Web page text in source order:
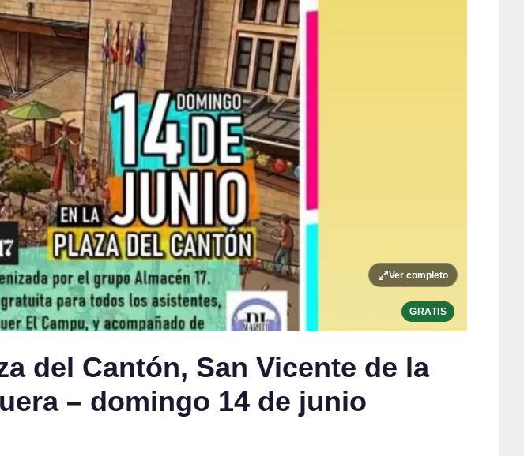
Ver completo
GRATIS
del Cantón, San Vicente de la
– domingo 14 de junio